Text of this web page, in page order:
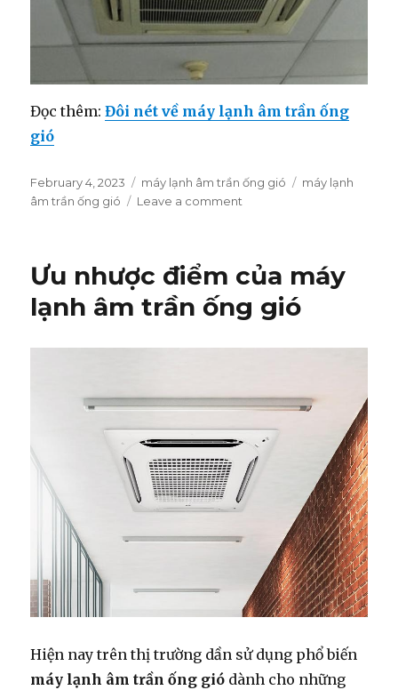
Đọc thêm:Đôi nét về máy lạnh âm trần ống
gió
Posted
on
February 4, 2023 Categories
máy lạnh âm trần ống gió Tags
máy lạnh
âm trần ống gió
Leave a comment
lạnh
trần
gió
cassette
trần
Ưu nhược điểm của máy
lạnh âm trần ống gió
Hiện nay trên thị trường dần sử dụng phổ biến
máy lạnh âm trần ống gió dành cho những